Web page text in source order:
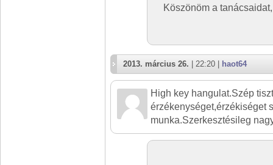
Köszönöm a
2013. március 26. | 22:20 | haot64
High key hangulat.Szép
érzékenységet,érzékiséget
munka.Szerkesztésileg